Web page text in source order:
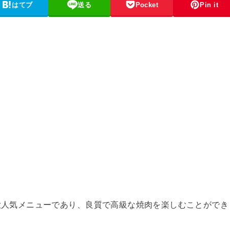
はてブ 送る Pocket Pin it
気メニューであり、良質で高級な焼肉を楽しむことができ